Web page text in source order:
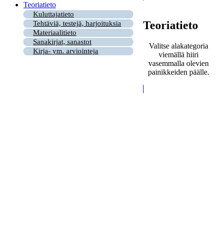
Teoriatieto
Kuluttajatieto
Tehtäviä, testejä, harjoituksia
Materiaalitieto
Sanakirjat, sanastot
Kirja- ym. arviointeja
Teoriatieto
Valitse alakategoria
viemällä hiiri
vasemmalla olevien
painikkeiden päälle.